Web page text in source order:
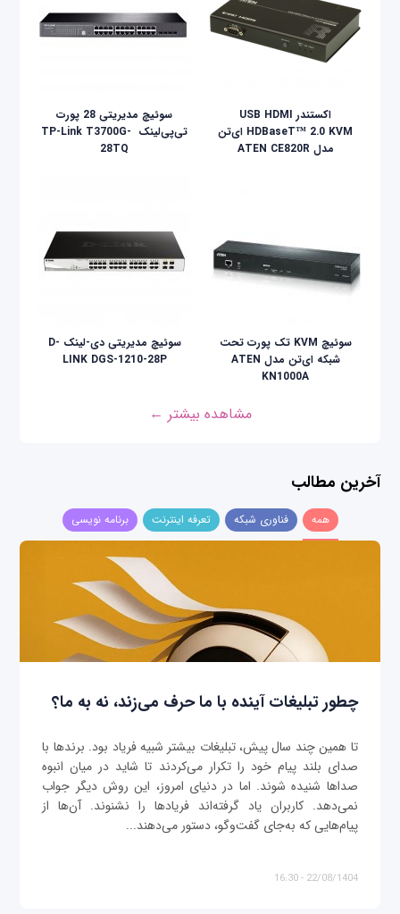
اکستندر USB HDMI
HDBaseT™ 2.0 KVM ای‌تن
مدل ATEN CE820R
سوئیچ مدیریتی 28 پورت
تی‌پی‌لینک ‌ TP-Link T3700G-
28TQ
سوئیچ KVM تک پورت تحت
شبکه ای‌تن مدل ATEN
KN1000A
سوئیچ مدیریتی دی-لینک D-
LINK DGS-1210-28P
مشاهده بیشتر ←
آخرین مطالب
همه فناوری شبکه تعرفه اینترنت برنامه نویسی
چطور تبلیغات آینده با ما حرف می‌زند، نه به ما؟
تا همین چند سال پیش، تبلیغات بیشتر شبیه فریاد بود. برندها با
صدای بلند پیام خود را تکرار می‌کردند تا شاید در میان انبوه
صداها شنیده شوند. اما در دنیای امروز، این روش دیگر جواب
نمی‌دهد. کاربران یاد گرفته‌اند فریادها را نشنوند. آن‌ها از
پیام‌هایی که به‌جای گفت‌وگو، دستور می‌دهند...
22/08/1404 - 16:30